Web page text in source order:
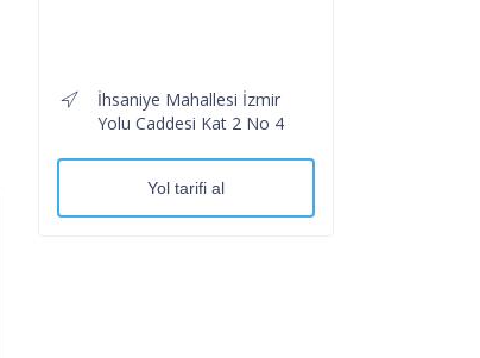
İhsaniye Mahallesi İzmir
Yolu Caddesi Kat 2 No 4
Yol tarifi al